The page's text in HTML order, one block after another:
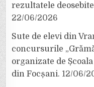
rezultatele
22/06/2026
Sute de elevi din
concursurile
organizate de
din Focșani. 12/06/